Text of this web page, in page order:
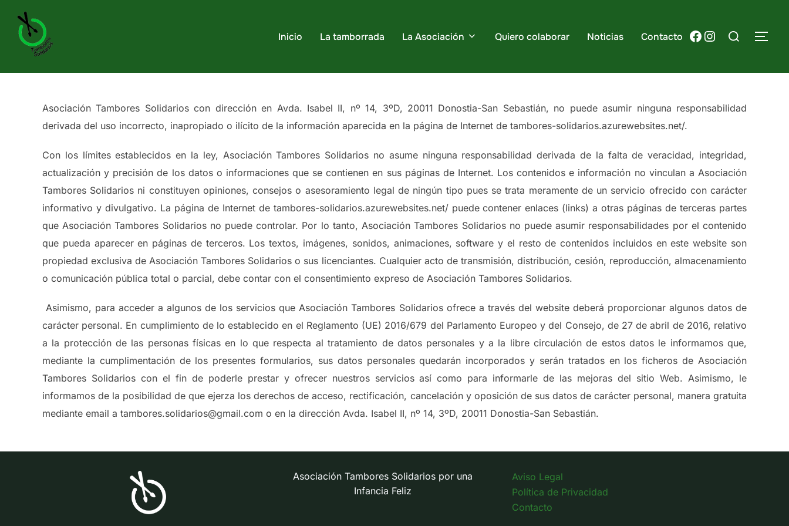
contenido
Inicio La tamborrada La Asociación Quiero colaborar Noticias Contacto Facebook
Instagram
Buscar:
Asociación Tambores Solidarios con dirección en Avda. Isabel II, nº 14, 3ºD, 20011 Donostia-San Sebastián, no puede asumir ninguna responsabilidad
derivada del uso incorrecto, inapropiado o ilícito de la información aparecida en la página de Internet de tambores-solidarios.azurewebsites.net/.
Con los límites establecidos en la ley, Asociación Tambores Solidarios no asume ninguna responsabilidad derivada de la falta de veracidad, integridad,
actualización y precisión de los datos o informaciones que se contienen en sus páginas de Internet. Los contenidos e información no vinculan a Asociación
Tambores Solidarios ni constituyen opiniones, consejos o asesoramiento legal de ningún tipo pues se trata meramente de un servicio ofrecido con carácter
informativo y divulgativo. La página de Internet de tambores-solidarios.azurewebsites.net/ puede contener enlaces (links) a otras páginas de terceras partes
que Asociación Tambores Solidarios no puede controlar. Por lo tanto, Asociación Tambores Solidarios no puede asumir responsabilidades por el contenido
que pueda aparecer en páginas de terceros. Los textos, imágenes, sonidos, animaciones, software y el resto de contenidos incluidos en este website son
propiedad exclusiva de Asociación Tambores Solidarios o sus licenciantes. Cualquier acto de transmisión, distribución, cesión, reproducción, almacenamiento
o comunicación pública total o parcial, debe contar con el consentimiento expreso de Asociación Tambores Solidarios.
Asimismo, para acceder a algunos de los servicios que Asociación Tambores Solidarios ofrece a través del website deberá proporcionar algunos datos de
carácter personal. En cumplimiento de lo establecido en el Reglamento (UE) 2016/679 del Parlamento Europeo y del Consejo, de 27 de abril de 2016, relativo
a la protección de las personas físicas en lo que respecta al tratamiento de datos personales y a la libre circulación de estos datos le informamos que,
mediante la cumplimentación de los presentes formularios, sus datos personales quedarán incorporados y serán tratados en los ficheros de Asociación
Tambores Solidarios con el fin de poderle prestar y ofrecer nuestros servicios así como para informarle de las mejoras del sitio Web. Asimismo, le
informamos de la posibilidad de que ejerza los derechos de acceso, rectificación, cancelación y oposición de sus datos de carácter personal, manera gratuita
mediante email a tambores.solidarios@gmail.com o en la dirección Avda. Isabel II, nº 14, 3ºD, 20011 Donostia-San Sebastián.
Asociación Tambores Solidarios por una
Infancia Feliz
Aviso Legal
Política de Privacidad
Contacto